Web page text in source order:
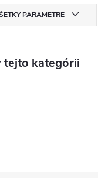
PARAMETRE
tejto kategórii